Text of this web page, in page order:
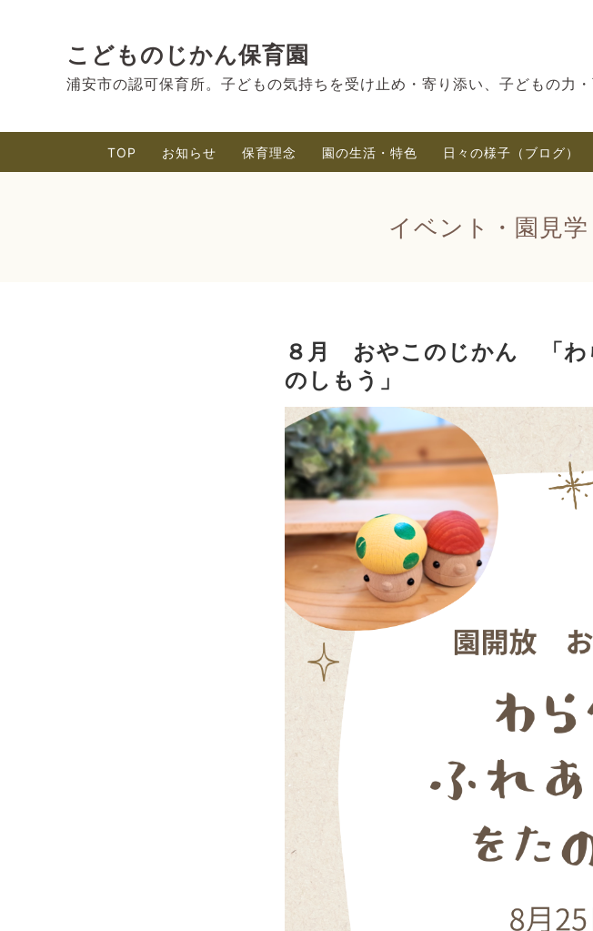
こどものじかん保育園
浦安市の認可保育所。子どもの気持ちを受け止め・寄り添い、子どもの力
TOP お知らせ 保育理念 園の生活・特色 日々の様子（ブログ）
イベント・園見学
８月 おやこのじかん 「わ
のしもう」